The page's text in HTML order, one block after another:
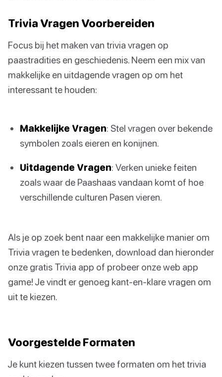
Trivia Vragen Voorbereiden
Focus bij het maken van trivia vragen op
paastradities en geschiedenis. Neem een mix van
makkelijke en uitdagende vragen op om het
interessant te houden:
Makkelijke Vragen: Stel vragen over bekende
symbolen zoals eieren en konijnen.
Uitdagende Vragen: Verken unieke feiten
zoals waar de Paashaas vandaan komt of hoe
verschillende culturen Pasen vieren.
Als je op zoek bent naar een makkelijke manier om
Trivia vragen te bedenken, download dan hieronder
onze gratis Trivia app of probeer onze web app
game! Je vindt er genoeg kant-en-klare vragen om
uit te kiezen.
Voorgestelde Formaten
Je kunt kiezen tussen twee formaten om het trivia